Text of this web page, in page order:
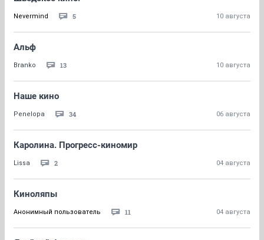
Nevermind 5 10 августа
Альф
Branko 13 10 августа
Наше кино
Penelopa 34 06 августа
Каролина. Прогресс-киномир
Lissa 2 04 августа
Киноляпы
Анонимный пользователь 11 04 августа